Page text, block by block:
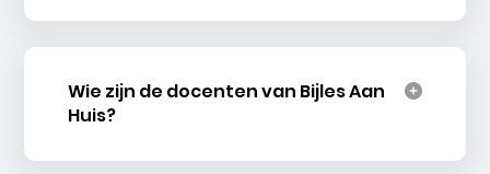
Wie zijn de docenten van Bijles Aan
Huis?